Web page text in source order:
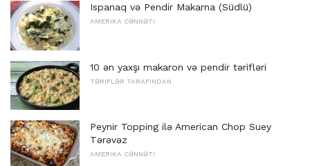
Ispanaq və Pendir Makarna (Südlü)
AMERIKA CƏNNƏTI
10 ən yaxşı makaron və pendir tərifləri
TƏRIFLƏR TARAFINDAN
Peynir Topping ilə American Chop Suey
Tərəvəz
AMERIKA CƏNNƏTI